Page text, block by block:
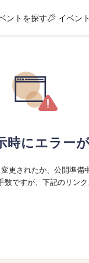
ントを探す イベン
にエラー
更されたか、公開準備
ですが、下記のリンク